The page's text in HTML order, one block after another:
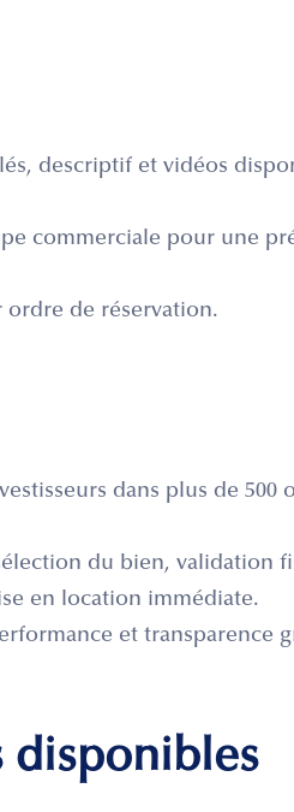
descriptif et vidéos
commerciale pour une
de réservation.
dans plus de 500
du bien, validation
en location immédiate.
et transparence
disponibles